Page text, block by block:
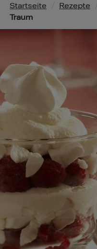
Pfadnavigation
Startseite Rezepte
Traum